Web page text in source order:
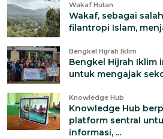
Wakaf Hutan
Wakaf, sebagai
filantropi Islam,
Bengkel Hijrah Iklim
Bengkel Hijrah Iklim
untuk mengajak
Knowledge Hub
Knowledge Hub
platform sentral
informasi, ...